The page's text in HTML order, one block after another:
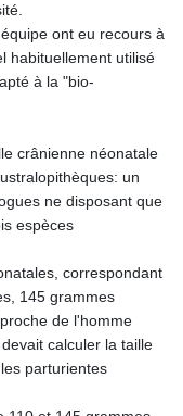
ont eu recours à
habituellement utilisé
à la "bio-
crânienne néonatale
un
ne disposant que
espèces
correspondant
145 grammes
de l'homme
calculer la taille
parturientes